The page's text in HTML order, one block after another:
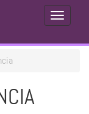
Toggle